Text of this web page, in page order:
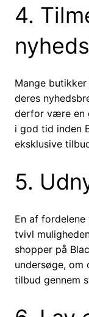
4.
Mange
deres
derfor være en
i god tid inden
eksklusive
5.
En af
tvivl
shopper på
undersøge, om
tilbud gennem